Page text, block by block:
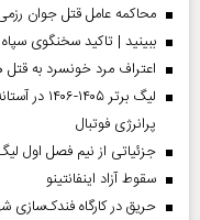
محاکمه عامل قتل جوان
ببینید | تاکید سخنگوی
اعتراف مرد خونسرد به
لیگ برتر
پرانرژی فوتبال
جزئیاتی از نیم فصل اول
سقوط آزاد اینفانتینو
حریق در کارگاه فندک‌سازی